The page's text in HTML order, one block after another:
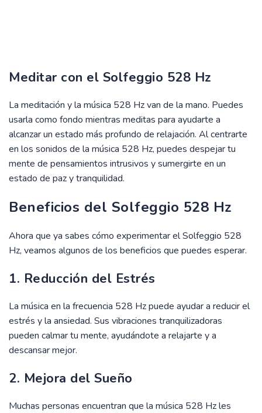
Meditar con el Solfeggio 528 Hz
La meditación y la música 528 Hz van de la mano. Puedes
usarla como fondo mientras meditas para ayudarte a
alcanzar un estado más profundo de relajación. Al centrarte
en los sonidos de la música 528 Hz, puedes despejar tu
mente de pensamientos intrusivos y sumergirte en un
estado de paz y tranquilidad.
Beneficios del Solfeggio 528 Hz
Ahora que ya sabes cómo experimentar el Solfeggio 528
Hz, veamos algunos de los beneficios que puedes esperar.
1. Reducción del Estrés
La música en la frecuencia 528 Hz puede ayudar a reducir el
estrés y la ansiedad. Sus vibraciones tranquilizadoras
pueden calmar tu mente, ayudándote a relajarte y a
descansar mejor.
2. Mejora del Sueño
Muchas personas encuentran que la música 528 Hz les